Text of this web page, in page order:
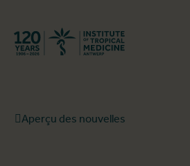
Retourner à
Aperçu des nouvelles